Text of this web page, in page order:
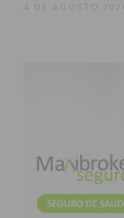
4 DE AGOSTO 2026